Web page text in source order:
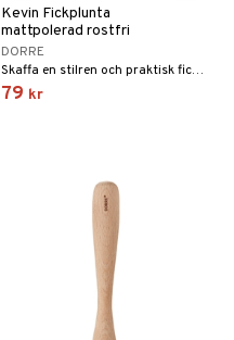
Kevin Fickplunta
mattpolerad rostfri
DORRE
Skaffa en stilren och praktisk fickplunta som gör det möjligt att värma kroppen med dryck, oavsett plats.
79 kr